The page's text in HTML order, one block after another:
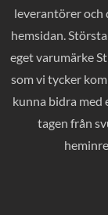
leverantörer och
hemsidan.
eget varumärke
som vi tycker
kunna bidra med
tagen från